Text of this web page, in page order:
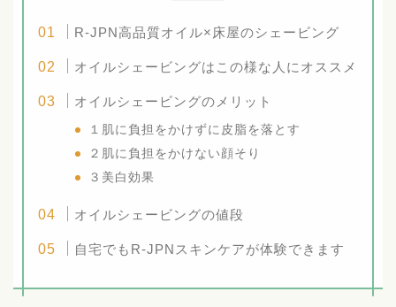
R-JPN高品質オイル×床屋のシェービング
オイルシェービングはこの様な人にオススメ
オイルシェービングのメリット
１肌に負担をかけずに皮脂を落とす
２肌に負担をかけない顔そり
３美白効果
オイルシェービングの値段
自宅でもR-JPNスキンケアが体験できます